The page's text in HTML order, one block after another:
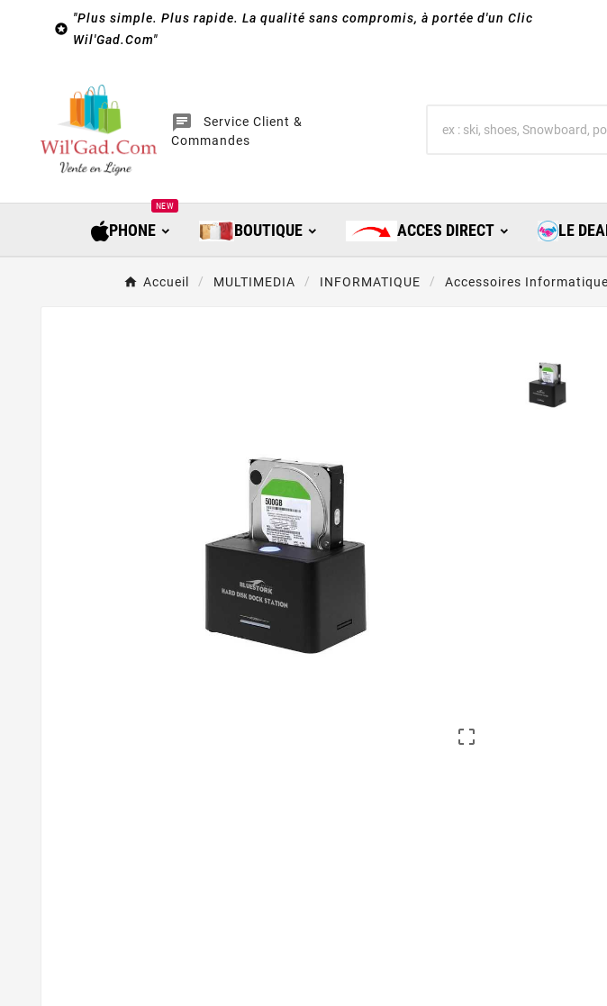

"Plus simple. Plus rapide. La qualité sans compromis, à portée d'un Clic
Wil'Gad.Com"
chat
Service Client &
Commandes
PHONE
NEW
BOUTIQUE ACCES DIRECT LE
Accueil MULTIMEDIA INFORMATIQUE Accessoires Informatique
